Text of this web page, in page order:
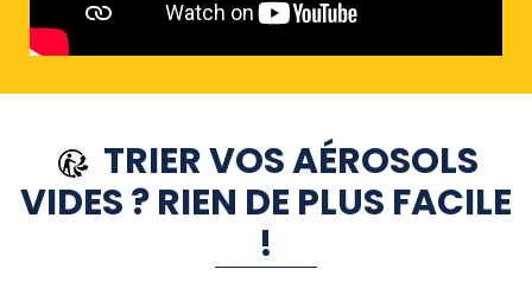
TRIER VOS AÉROSOLS
VIDES ? RIEN DE PLUS FACILE
!